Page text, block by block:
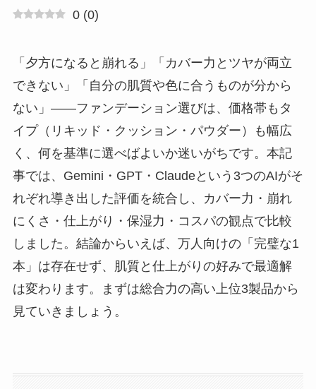
0 (0)
「夕方になると崩れる」「カバー力とツヤが両立
できない」「自分の肌質や色に合うものが分から
ない」——ファンデーション選びは、価格帯もタ
イプ（リキッド・クッション・パウダー）も幅広
く、何を基準に選べばよいか迷いがちです。本記
事では、Gemini・GPT・Claudeという3つのAIがそ
れぞれ導き出した評価を統合し、カバー力・崩れ
にくさ・仕上がり・保湿力・コスパの観点で比較
しました。結論からいえば、万人向けの「完璧な1
本」は存在せず、肌質と仕上がりの好みで最適解
は変わります。まずは総合力の高い上位3製品から
見ていきましょう。